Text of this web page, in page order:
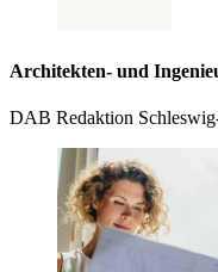
Architekten- und
DAB Redaktion